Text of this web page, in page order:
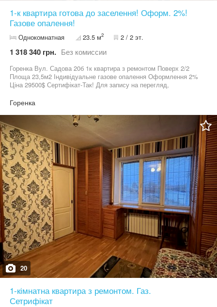
1-к квартира готова до заселення! Оформ. 2%!
Газове опалення!
Однокомнатная 23.5 м2 2 / 2 эт.
1 318 340 грн. Без комиссии
Горенка Вул. Садова 20б 1к квартира з ремонтом Поверх 2/2
Площа 23,5м2 Індивідуальне газове опалення Оформлення 2%
Ціна 29500$ Сертифікат-Так! Для запису на перегляд,
Горенка
20
1-кімнатна квартира з ремонтом. Газ.
Сетрифікат